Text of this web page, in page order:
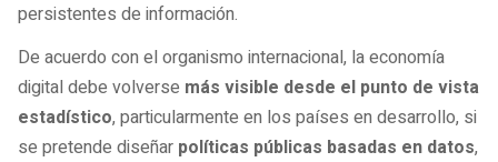
persistentes de información.
De acuerdo con el organismo internacional, la economía
digital debe volverse más visible desde el punto de vista
estadístico, particularmente en los países en desarrollo, si
se pretende diseñar políticas públicas basadas en datos,